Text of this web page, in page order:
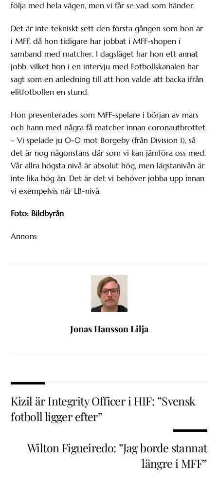
följa med hela vägen, men vi får se vad som händer.
Det är inte tekniskt sett den första gången som hon är
i MFF, då hon tidigare har jobbat i MFF-shopen i
samband med matcher. I dagsläget har hon ett annat
jobb, vilket hon i en intervju med Fotbollskanalen har
sagt som en anledning till att hon valde att backa ifrån
elitfotbollen en stund.
Hon presenterades som MFF-spelare i början av mars
och hann med några få matcher innan coronautbrottet.
– Vi spelade ju 0-0 mot Borgeby (från Division 1), så
det är nog någonstans där som vi kan jämföra oss med.
Vår allra högsta nivå är absolut hög, men lägstanivån är
inte lika hög än. Det är det vi behöver jobba upp innan
vi exempelvis når LB-nivå.
Foto: Bildbyrån
Annons
Jonas Hansson Lilja
Kizil är Integrity Officer i HIF: ”Svensk
fotboll ligger efter”
Wilton Figueiredo: ”Jag borde stannat
längre i MFF”